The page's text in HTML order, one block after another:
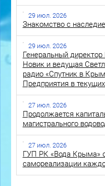
29 июл. 2026
Знакомство с
29 июл. 2026
Генеральный
Новик и ведущая
радио «Спутник в
Предприятия в
27 июл. 2026
Продолжается
магистрального
27 июл. 2026
ГУП РК «Вода Крыма»
самореализации